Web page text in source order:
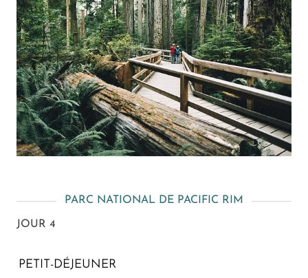
PARC NATIONAL DE PACIFIC RIM
JOUR 4
PETIT-DÉJEUNER